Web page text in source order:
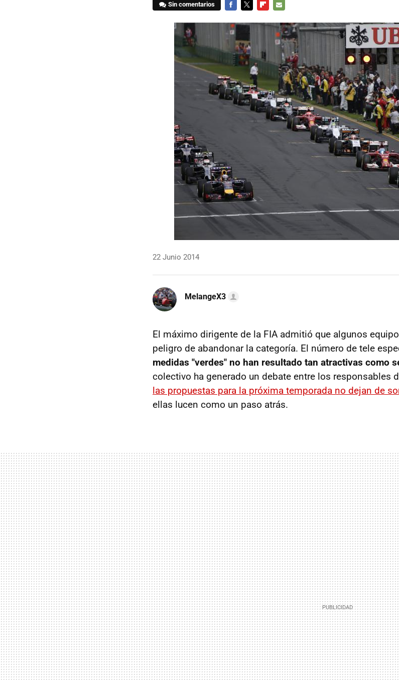
Sin comentarios
MAIL
22 Junio 2014
MelangeX3
El máximo dirigente de la FIA admitió que algunos
peligro de abandonar la categoría. El número de tele
medidas "verdes" no han resultado tan atractivas como
colectivo ha generado un debate entre los responsables
las propuestas para la próxima temporada no dejan de
ellas lucen como un paso atrás.